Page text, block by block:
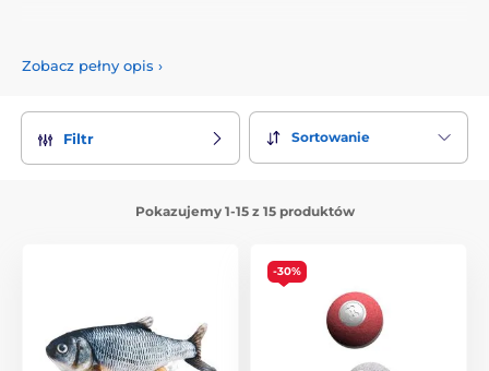
Rozwijająkocią inteligencję i uczą nowych umiejętności
Zobacz pełny opis ›
Filtr Sortowanie
Pokazujemy 1-15 z 15 produktów
-30%